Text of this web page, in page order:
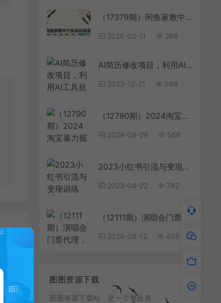
（17379期）闲鱼家教中介实战训练营，获客、搭建、匹配、放大，成交，月利润2万+
2026-02-11 286
AI简历修改项目，利用AI工具批量化操作，小白轻松日200+
2023-12-21 566
（12790期）2024淘宝暴力掘金，单机500-800，日提=无门槛
2024-09-29 566
2023小红书引流与变现训练营：搬运混剪素材获取流量赚取第一桶金（9节课）
2023-04-22 782
2024-08-12 495
图图资源下载
图图资源下载站，是一个整合资